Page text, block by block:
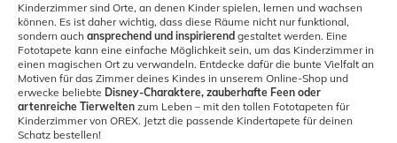
Kinderzimmer sind Orte, an denen Kinder spielen, lernen und wachsen
können. Es ist daher wichtig, dass diese Räume nicht nur funktional,
sondern auch ansprechend und inspirierend gestaltet werden. Eine
Fototapete kann eine einfache Möglichkeit sein, um das Kinderzimmer in
einen magischen Ort zu verwandeln. Entdecke dafür die bunte Vielfalt an
Motiven für das Zimmer deines Kindes in unserem Online-Shop und
erwecke beliebte Disney-Charaktere, zauberhafte Feen oder
artenreiche Tierwelten zum Leben – mit den tollen Fototapeten für
Kinderzimmer von OREX. Jetzt die passende Kindertapete für deinen
Schatz bestellen!